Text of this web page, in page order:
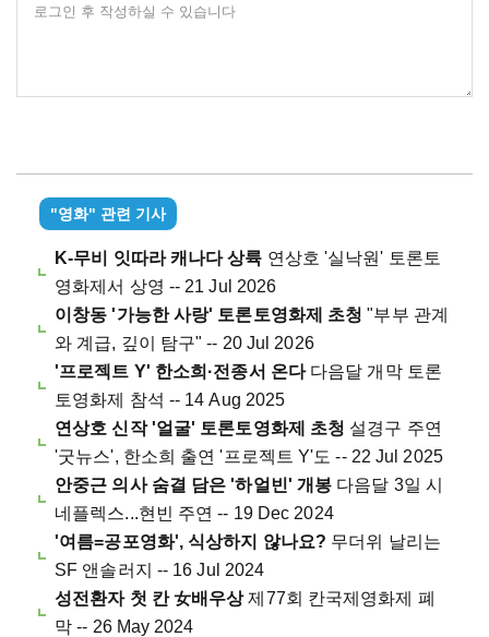
로그인 후 작성하실 수 있습니다
"영화" 관련 기사
K-무비 잇따라 캐나다 상륙 연상호 '실낙원' 토론토
영화제서 상영 -- 21 Jul 2026
이창동 '가능한 사랑' 토론토영화제 초청 "부부 관계
와 계급, 깊이 탐구" -- 20 Jul 2026
'프로젝트 Y' 한소희·전종서 온다다음달 개막 토론
토영화제 참석 -- 14 Aug 2025
연상호 신작 '얼굴' 토론토영화제 초청 설경구 주연
'굿뉴스', 한소희 출연 '프로젝트 Y'도 -- 22 Jul 2025
안중근 의사 숨결 담은 '하얼빈' 개봉 다음달 3일 시
네플렉스...현빈 주연 -- 19 Dec 2024
'여름=공포영화', 식상하지 않나요? 무더위 날리는
SF 앤솔러지 -- 16 Jul 2024
성전환자 첫 칸 女배우상제77회 칸국제영화제 폐
막 -- 26 May 2024